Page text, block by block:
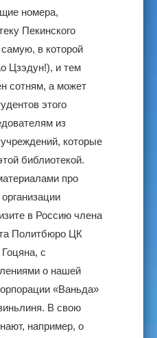
номера,
Пекинского
самую, в которой
Цзэдун!), и тем
сотням, а может
этого
из
которые
библиотекой.
про
в Россию члена
Политбюро ЦК
с
о нашей
«Ваньда»
В свою
например, о